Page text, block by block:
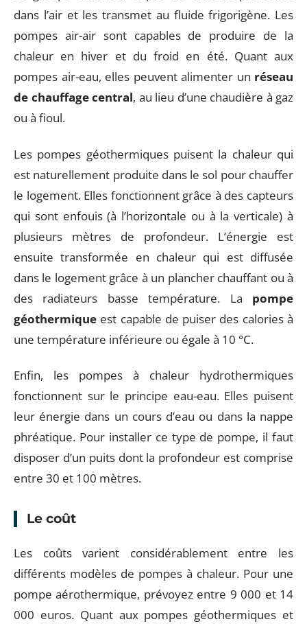
dans l’air et les transmet au fluide frigorigène. Les
pompes air-air sont capables de produire de la
chaleur en hiver et du froid en été. Quant aux
pompes air-eau, elles peuvent alimenter un réseau
de chauffage central, au lieu d’une chaudière à gaz
ou à fioul.
Les pompes géothermiques puisent la chaleur qui
est naturellement produite dans le sol pour chauffer
le logement. Elles fonctionnent grâce à des capteurs
qui sont enfouis (à l’horizontale ou à la verticale) à
plusieurs mètres de profondeur. L’énergie est
ensuite transformée en chaleur qui est diffusée
dans le logement grâce à un plancher chauffant ou à
des radiateurs basse température. La pompe
géothermique est capable de puiser des calories à
une température inférieure ou égale à 10 °C.
Enfin, les pompes à chaleur hydrothermiques
fonctionnent sur le principe eau-eau. Elles puisent
leur énergie dans un cours d’eau ou dans la nappe
phréatique. Pour installer ce type de pompe, il faut
disposer d’un puits dont la profondeur est comprise
entre 30 et 100 mètres.
Le coût
Les coûts varient considérablement entre les
différents modèles de pompes à chaleur. Pour une
pompe aérothermique, prévoyez entre 9 000 et 14
000 euros. Quant aux pompes géothermiques et